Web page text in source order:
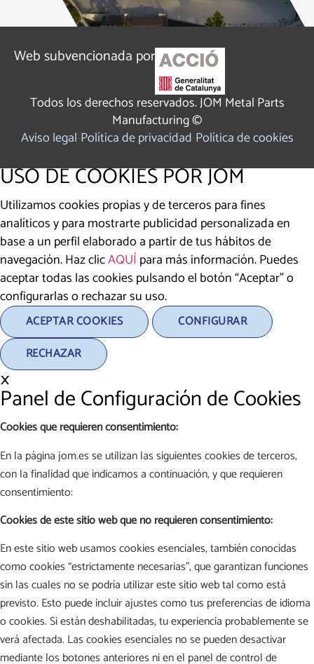
Web subvencionada por
Todos los derechos reservados. JOM Metal Parts
Manufacturing ©
Aviso legalPolítica de privacidadPolítica de cookies
USO DE COOKIES POR JOM
Utilizamos cookies propias y de terceros para fines
analíticos y para mostrarte publicidad personalizada en
base a un perfil elaborado a partir de tus hábitos de
navegación. Haz clicAQUÍ para más información. Puedes
aceptar todas las cookies pulsando el botón “Aceptar” o
configurarlas o rechazar su uso.
ACEPTAR COOKIES
CONFIGURAR
RECHAZAR
×
Panel de Configuración de Cookies
Cookies que requieren consentimiento:
En la página jom.es se utilizan las siguientes cookies de terceros,
con la finalidad que indicamos a continuación, y que requieren
consentimiento:
Cookies de este sitio web que no requieren consentimiento:
En este sitio web usamos cookies esenciales, también conocidas
como cookies “estrictamente necesarias”, que garantizan funciones
sin las cuales no se podría utilizar este sitio web tal como está
previsto. Esto puede incluir ajustes como tus preferencias de idioma
o cookies. Si están deshabilitadas, tu experiencia probablemente se
verá afectada. Las cookies esenciales no se pueden desactivar
mediante los botones anteriores ni en el panel de control de